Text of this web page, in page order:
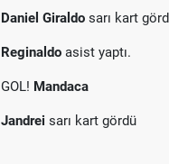
Daniel Giraldo sarı kart
Reginaldo asist yaptı.
GOL! Mandaca
Jandrei sarı kart gördü